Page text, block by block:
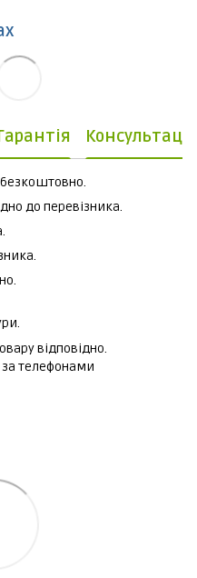
безкоштовно.
до перевізника.
відповідно.
телефонами